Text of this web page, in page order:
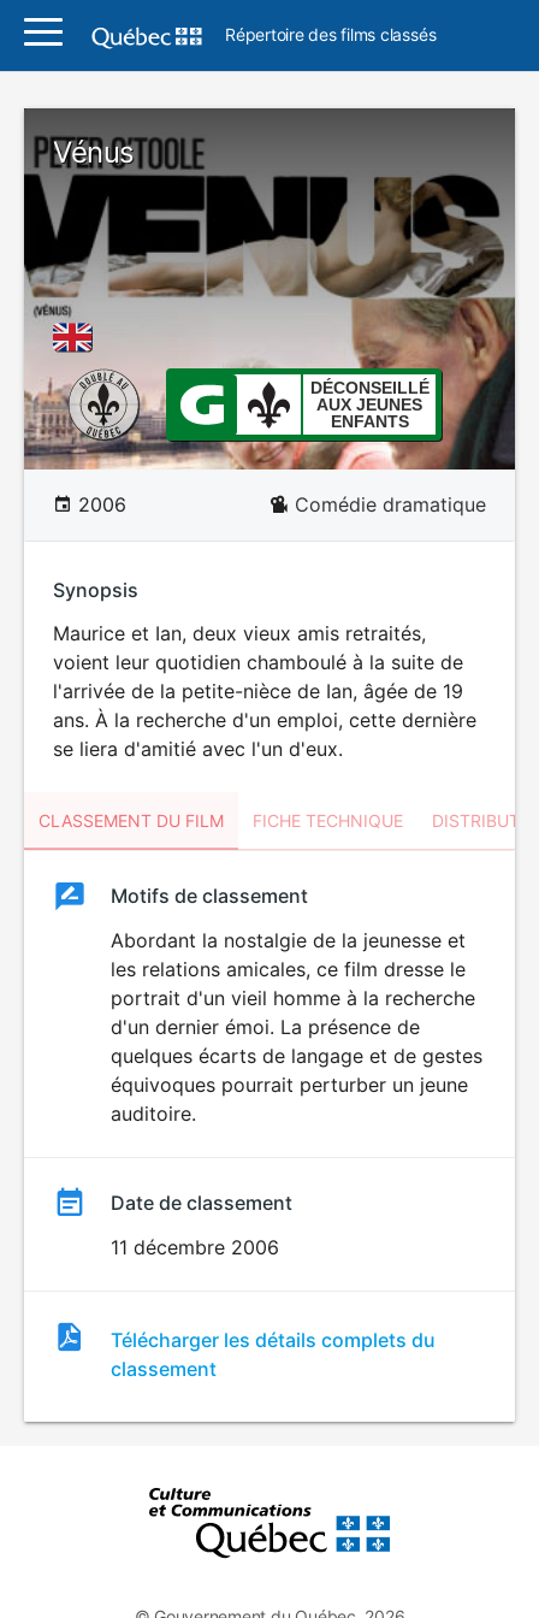
Répertoire des films classés
Vénus
DÉCONSEILLÉ
AUX JEUNES
ENFANTS
2006 Comédie dramatique
Synopsis
Maurice et Ian, deux vieux amis retraités,
voient leur quotidien chamboulé à la suite de
l'arrivée de la petite-nièce de Ian, âgée de 19
ans. À la recherche d'un emploi, cette dernière
se liera d'amitié avec l'un d'eux.
CLASSEMENT DU FILM FICHE TECHNIQUE
ClassementClassement
DÉCONSEILLÉ
AUX JEUNES
ENFANTS
Motifs de classement
Abordant la nostalgie de la jeunesse et
les relations amicales, ce film dresse le
portrait d'un vieil homme à la recherche
d'un dernier émoi. La présence de
quelques écarts de langage et de gestes
équivoques pourrait perturber un jeune
auditoire.
Date de classement
11 décembre 2006
Fichier
de
classement
Télécharger les détails complets du
classement